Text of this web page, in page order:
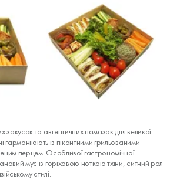
закусок та автентичних намазок для великої
гармоніюють із пікантними грильованими
перцем. Особливої гастрономічної
мус із горіховою ноткою тхіни, ситний рол
стилі.